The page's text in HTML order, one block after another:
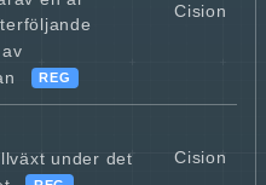
REG
Cision
under det
Cision